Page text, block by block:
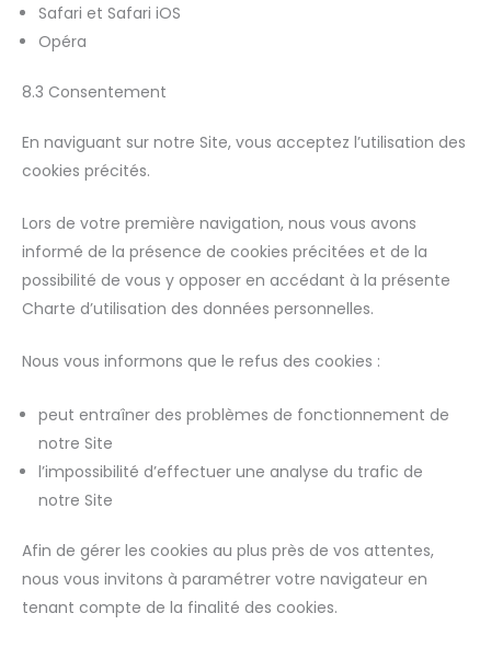
Safari et Safari iOS
Opéra
8.3 Consentement
En naviguant sur notre Site, vous acceptez l’utilisation des
cookies précités.
Lors de votre première navigation, nous vous avons
informé de la présence de cookies précitées et de la
possibilité de vous y opposer en accédant à la présente
Charte d’utilisation des données personnelles.
Nous vous informons que le refus des cookies :
peut entraîner des problèmes de fonctionnement de
notre Site
l’impossibilité d’effectuer une analyse du trafic de
notre Site
Afin de gérer les cookies au plus près de vos attentes,
nous vous invitons à paramétrer votre navigateur en
tenant compte de la finalité des cookies.